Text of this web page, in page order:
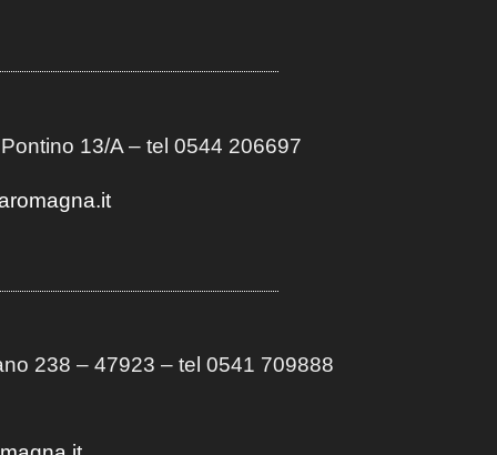
13/A– tel 0544 206697
238 – 47923 – tel 0541 709888